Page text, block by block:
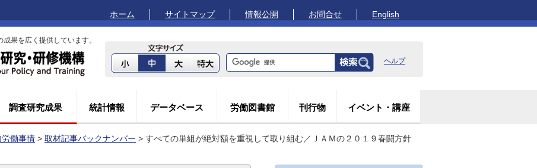
ホーム サイトマップ 情報公開 お問合せ English
果を広く提供しています。
ヘルプ
調査研究成果 統計情報 データベース 労働図書館 刊行物 イベント・講座
労働事情 > 取材記事バックナンバー > すべての単組が絶対額を重視して取り組む／ＪＡＭの２０１９春闘方針